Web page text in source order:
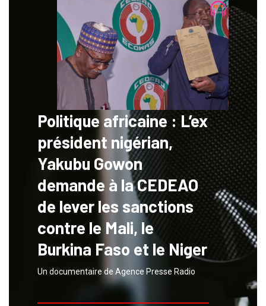
Politique africaine : L’ex
président nigérian,
Yakubu Gowon
demande à la CEDEAO
de lever les sanctions
contre le Mali, le
Burkina Faso et le Niger
Un documentaire de Agence Presse Radio